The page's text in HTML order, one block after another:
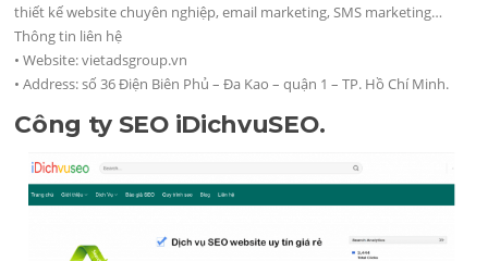
thiết kế website chuyên nghiệp, email marketing, SMS marketing…
Thông tin liên hệ
• Website: vietadsgroup.vn
• Address: số 36 Điện Biên Phủ – Đa Kao – quận 1 – TP. Hồ Chí Minh.
Công ty SEO iDichvuSEO.